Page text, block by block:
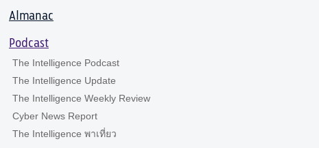
Almanac
Podcast
The Intelligence Podcast
The Intelligence Update
The Intelligence Weekly Review
Cyber News Report
The Intelligence พาเที่ยว